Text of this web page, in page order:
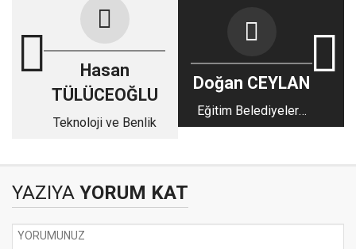
Hasan
TÜLÜCEOĞLU
Teknoloji ve Benlik
Doğan CEYLAN
Eğitim Belediyelere
bırakılmamalı
YAZIYA YORUM KAT